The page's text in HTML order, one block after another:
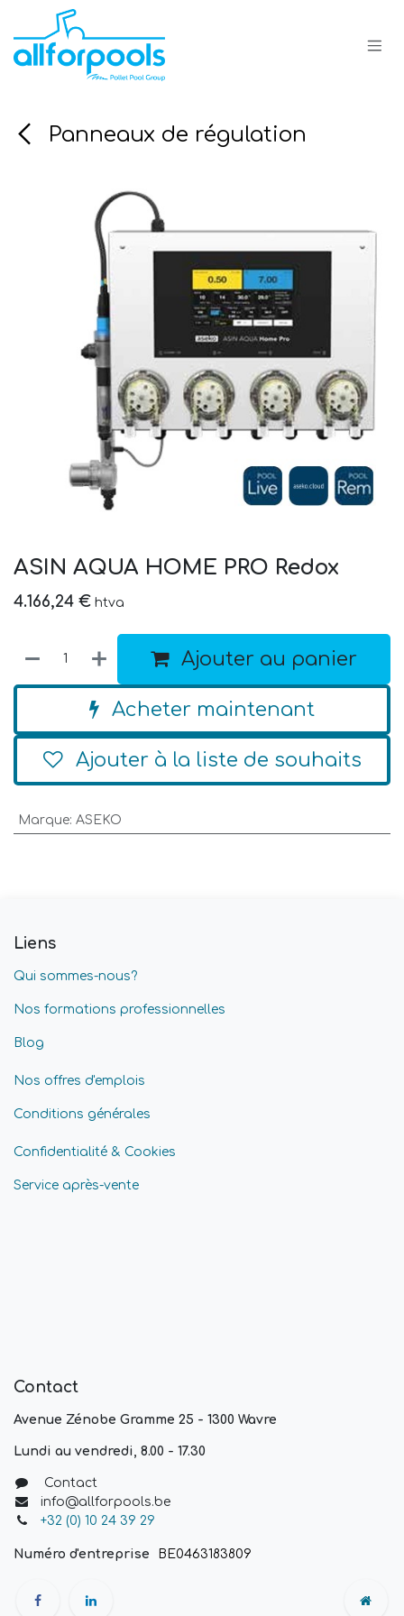
Se rendre au contenu
Panneaux de régulation
ASIN AQUA HOME PRO Redox
4.166,24 € htva
Ajouter au panier
Acheter maintenant
Ajouter à la liste de souhaits
Marque: ASEKO
Liens
Qui sommes-nous?
Nos formations professionnelles
Blog
Nos offres d'emplois
Conditions générales
Confidentialité & Cookies
Service après-vente
Contact
Avenue Zénobe Gramme 25 - 1300 Wavre
Lundi au vendredi, 8.00 - 17.30
Contact
info@allforpools.be
+32 (0) 10 24 39 29
Numéro d'entreprise BE0463183809